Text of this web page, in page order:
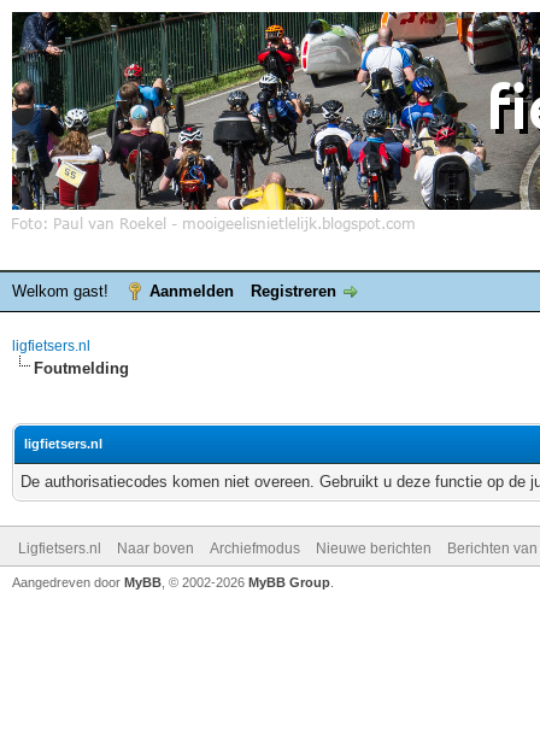
Welkom gast! Aanmelden Registreren
ligfietsers.nl
Foutmelding
ligfietsers.nl
De authorisatiecodes komen niet overeen. Gebruikt u deze functie op de
Ligfietsers.nl Naar boven Archiefmodus Nieuwe berichten Berichten
Aangedreven door MyBB , © 2002-2026 MyBB Group